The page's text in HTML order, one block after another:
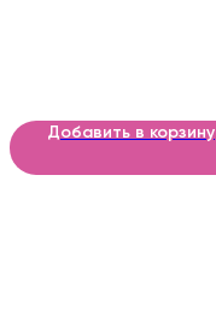
Добавить в корзину